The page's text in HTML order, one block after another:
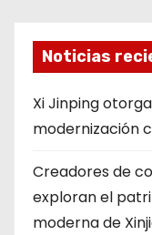
Noticias
Xi Jinping
modernización
Creadores de
exploran el
moderna de